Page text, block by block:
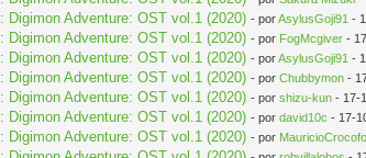
Digimon Adventure: OST vol.1 (2020) - porAsylusGoji91 -
Digimon Adventure: OST vol.1 (2020) - por FogMcgiver -
Digimon Adventure: OST vol.1 (2020) - porAsylusGoji91 -
Digimon Adventure: OST vol.1 (2020) - porChubbymon -
Digimon Adventure: OST vol.1 (2020) - porshizu-kun - 17-
Digimon Adventure: OST vol.1 (2020) - pordavid10c - 17-
Digimon Adventure: OST vol.1 (2020) - por